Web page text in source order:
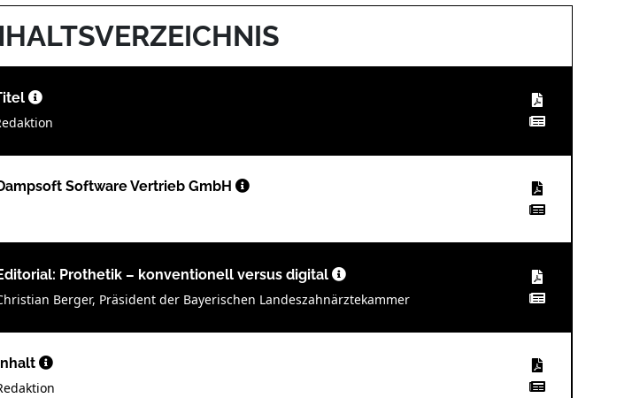
Software Vertrieb GmbH
Prothetik – konventionell versus digital
Berger, Präsident der Bayerischen Landeszahnärztekammer